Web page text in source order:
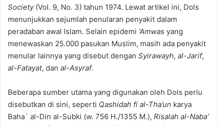
Society(Vol. 9, No. 3) tahun 1974. Lewat artikel ini, Dols
menunjukkan sejumlah penularan penyakit dalam
peradaban awal Islam. Selain epidemi ‘Amwas yang
menewaskan 25.000 pasukan Muslim, masih ada penyakit
menular lainnya yang disebut dengan Syirawayh, al-Jarif,
al-Fatayat, dan al-Asyraf.
Beberapa sumber utama yang digunakan oleh Dols perlu
disebutkan di sini, seperti Qashidah fi al-Tha’un karya
Baha` al-Din al-Subki (w. 756 H./1355 M.), Risalah al-Naba’